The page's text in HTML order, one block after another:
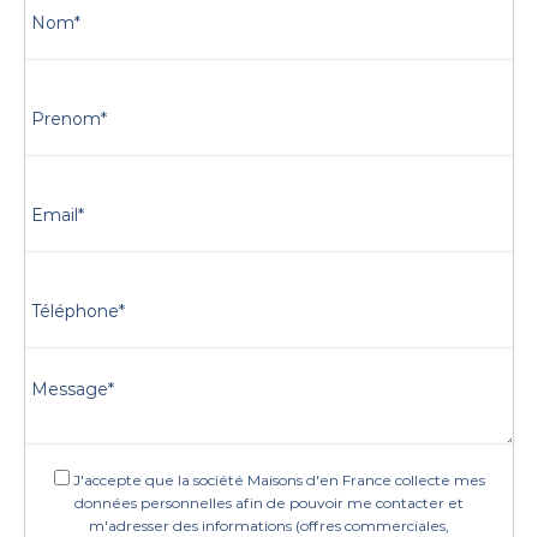
J'accepte que la société Maisons d'en France collecte mes
données personnelles afin de pouvoir me contacter et
m'adresser des informations (offres commerciales,